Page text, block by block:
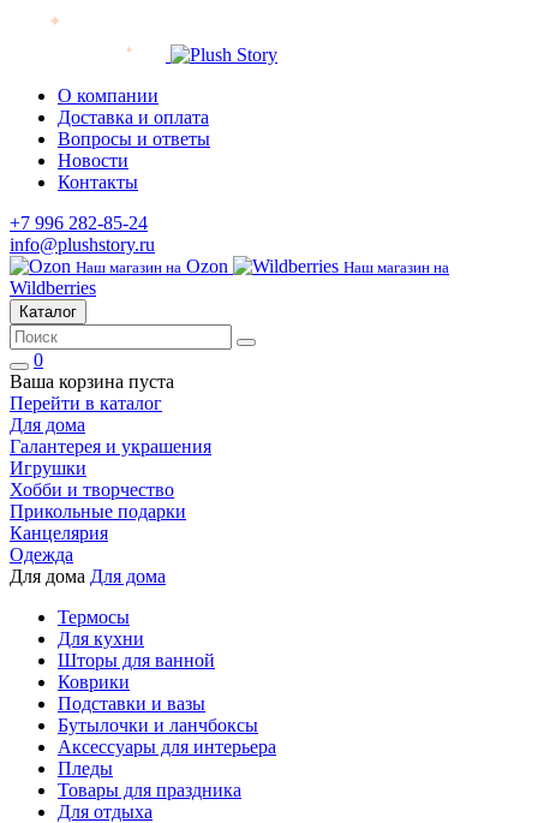
О компании
Доставка и оплата
Вопросы и ответы
Новости
Контакты
+7 996 282-85-24
info@plushstory.ru
Наш магазин на Ozon Наш магазин на
Wildberries
Каталог
0
Ваша корзина пуста
Перейти в каталог
Для дома
Галантерея и украшения
Игрушки
Хобби и творчество
Прикольные подарки
Канцелярия
Одежда
Для дома Для дома
Термосы
Для кухни
Шторы для ванной
Коврики
Подставки и вазы
Бутылочки и ланчбоксы
Аксессуары для интерьера
Пледы
Товары для праздника
Для отдыха